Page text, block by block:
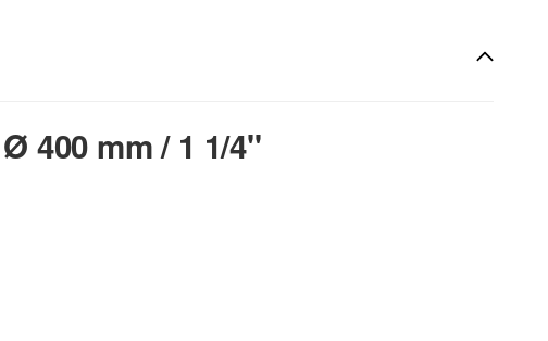
400 mm / 1 1/4"